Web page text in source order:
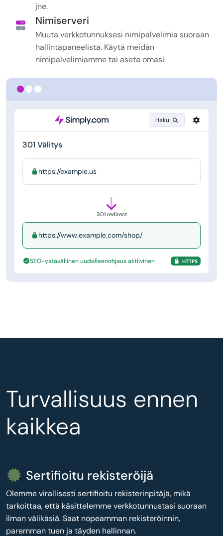
Haku
301 Välitys
https://example.us
301 redirect
https://www.example.com/shop/
SEO-ystävällinen uudelleenohjaus aktiivinen HTTPS
jne.
Nimiserveri
Muuta verkkotunnuksesi nimipalvelimia suoraan
hallintapaneelista. Käytä meidän
nimipalvelimiamme tai aseta omasi.
Turvallisuus ennen
kaikkea
Sertifioitu rekisteröijä
Olemme virallisesti sertifioitu rekisterinpitäjä, mikä
tarkoittaa, että käsittelemme verkkotunnustasi suoraan
ilman välikäsiä. Saat nopeamman rekisteröinnin,
paremman tuen ja täyden hallinnan.